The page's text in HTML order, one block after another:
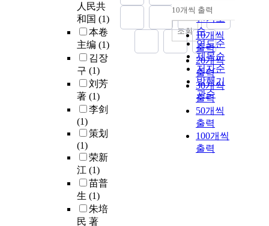
人民共
和国 (1)
本卷
主编 (1)
김장
구 (1)
刘芳
著 (1)
李剑
(1)
策划
(1)
荣新
江 (1)
苗普
生 (1)
朱培
民 著
순
인기도
순
연도순
제목순
저자순
발행기
관순
내림차순
10개씩 출력
10개씩
출력
20개씩
출력
30개씩
출력
50개씩
출력
100개씩
출력
조회